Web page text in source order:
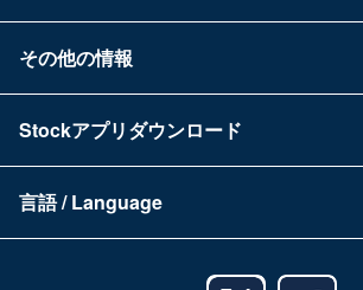
具体的な活用事例
セキュリティ
資料ダウンロード
よくある質問
その他の情報
Stock公式ブログ
Stockアプリダウンロード
iPhoneアプリ
言語 / Language